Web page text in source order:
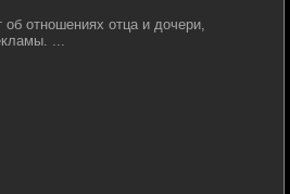
отношениях отца и дочери,
...